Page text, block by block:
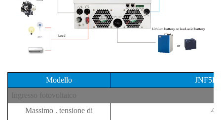
Modello
Ingresso fotovoltaico
Massimo . tensione di